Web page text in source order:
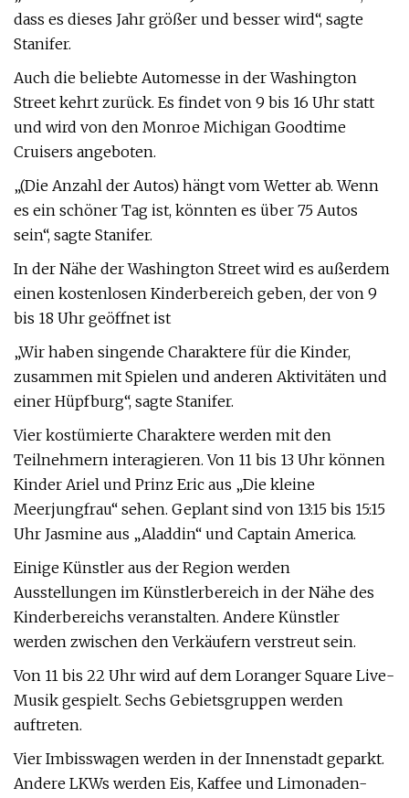
dass es dieses Jahr größer und besser wird“, sagte
Stanifer.
Auch die beliebte Automesse in der Washington
Street kehrt zurück. Es findet von 9 bis 16 Uhr statt
und wird von den Monroe Michigan Goodtime
Cruisers angeboten.
„(Die Anzahl der Autos) hängt vom Wetter ab. Wenn
es ein schöner Tag ist, könnten es über 75 Autos
sein“, sagte Stanifer.
In der Nähe der Washington Street wird es außerdem
einen kostenlosen Kinderbereich geben, der von 9
bis 18 Uhr geöffnet ist
„Wir haben singende Charaktere für die Kinder,
zusammen mit Spielen und anderen Aktivitäten und
einer Hüpfburg“, sagte Stanifer.
Vier kostümierte Charaktere werden mit den
Teilnehmern interagieren. Von 11 bis 13 Uhr können
Kinder Ariel und Prinz Eric aus „Die kleine
Meerjungfrau“ sehen. Geplant sind von 13:15 bis 15:15
Uhr Jasmine aus „Aladdin“ und Captain America.
Einige Künstler aus der Region werden
Ausstellungen im Künstlerbereich in der Nähe des
Kinderbereichs veranstalten. Andere Künstler
werden zwischen den Verkäufern verstreut sein.
Von 11 bis 22 Uhr wird auf dem Loranger Square Live-
Musik gespielt. Sechs Gebietsgruppen werden
auftreten.
Vier Imbisswagen werden in der Innenstadt geparkt.
Andere LKWs werden Eis, Kaffee und Limonaden-